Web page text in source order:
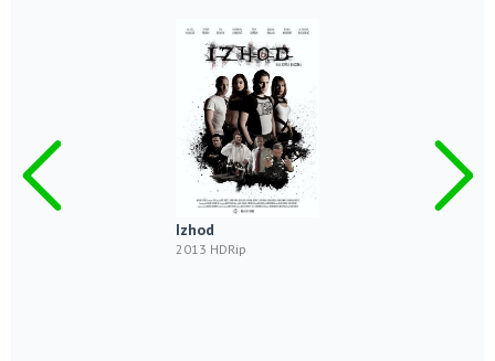
Izhod
2013 HDRip